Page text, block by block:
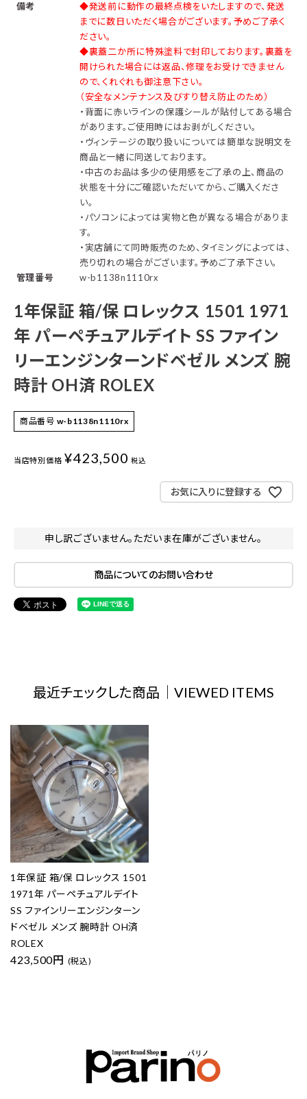
備考
◆発送前に動作の最終点検をいたしますので、発送
までに数日いただく場合がございます。予めご了承く
ださい。
◆裏蓋二か所に特殊塗料で封印しております。裏蓋を
開けられた場合には返品、修理をお受けできません
ので、くれぐれも御注意下さい。
（安全なメンテナンス及びすり替え防止のため）
・背面に赤いラインの保護シールが貼付してある場合
があります。ご使用時にはお剥がしください。
・ヴィンテージの取り扱いについては簡単な説明文を
商品と一緒に同送しております。
・中古のお品は多少の使用感をご了承の上、商品の
状態を十分にご確認いただいてから、ご購入くださ
い。
・パソコンによっては実物と色が異なる場合がありま
す。
・実店舗にて同時販売のため、タイミングによっては、
売り切れの場合がございます。予めご了承下さい。
管理番号
w-b1138n1110rx
1年保証 箱/保 ロレックス 1501 1971
年 パーペチュアルデイト SS ファイン
リーエンジンターンドベゼル メンズ 腕
時計 OH済 ROLEX
商品番号 w-b1138n1110rx
当店特別価格 ¥423,500 税込
お気に入りに登録する
申し訳ございません。ただいま在庫がございません。
商品についてのお問い合わせ
最近チェックした商品｜VIEWED ITEMS
1年保証 箱/保 ロレックス 1501
1971年 パーペチュアルデイト
SS ファインリーエンジンターン
ドベゼル メンズ 腕時計 OH済
ROLEX
423,500円 (税込)